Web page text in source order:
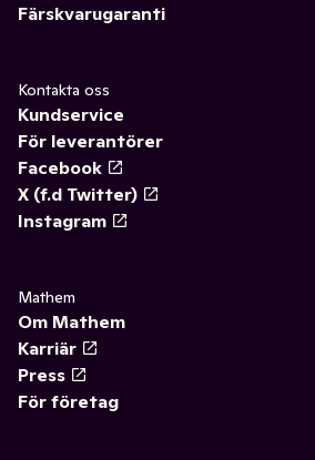
Färskvarugaranti
Kontakta oss
Kundservice
För leverantörer
Facebook
X (f.d Twitter)
Instagram
Mathem
Om Mathem
Karriär
Press
För företag